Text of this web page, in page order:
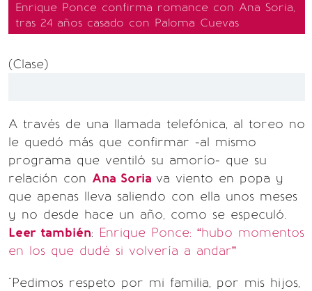
Enrique Ponce confirma romance con Ana Soria,
tras 24 años casado con Paloma Cuevas
(Clase)
A través de una llamada telefónica, al toreo no
le quedó más que confirmar -al mismo
programa que ventiló su amorío- que su
relación con Ana Soria va viento en popa y
que apenas lleva saliendo con ella unos meses
y no desde hace un año, como se especuló.
Leer también: Enrique Ponce: “hubo momentos
en los que dudé si volvería a andar”
"Pedimos respeto por mi familia, por mis hijos,